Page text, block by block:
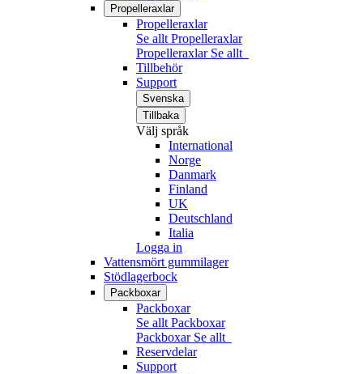
Propelleraxlar
Propelleraxlar
Se allt Propelleraxlar
Propelleraxlar Se allt
Tillbehör
Support
Svenska
Tillbaka
Välj språk
International
Norge
Danmark
Finland
UK
Deutschland
Italia
Logga in
Vattensmört gummilager
Stödlagerbock
Packboxar
Packboxar
Se allt Packboxar
Packboxar Se allt
Reservdelar
Support